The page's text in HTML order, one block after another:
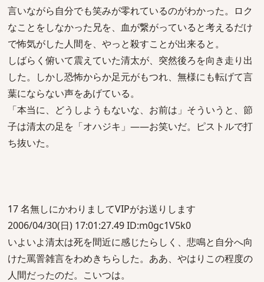
言いながら自分でも笑みが零れているのがわかった。ロク
なことをしなかった兄を、血が繋がっていると考えるだけ
で怖気がした人間を、やっと殺すことが出来ると。
しばらく俯いて震えていた清太が、突然後ろを向き走り出
した。しかし恐怖からか足元がもつれ、無様にも転げて言
葉にならない声をあげている。
「本当に、どうしようもないな、お前は」そういうと、節
子は清太の足を「オハジキ」――お笑いだ。ピストルで打
ち抜いた。
17 名無しにかわりましてVIPがお送りします
2006/04/30(日) 17:01:27.49 ID:m0gc1V5k0
いよいよ清太は死を間近に感じたらしく、悲鳴と自分へ向
けた罵詈雑言をわめきちらした。ああ、やはりこの程度の
人間だったのだ。こいつは。